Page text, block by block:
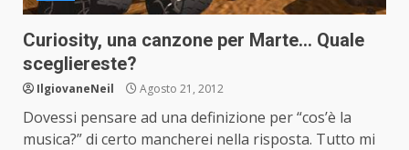
Curiosity, una canzone per Marte… Quale
scegliereste?
IlgiovaneNeil Agosto 21, 2012
Dovessi pensare ad una definizione per “cos’è la
musica?” di certo mancherei nella risposta. Tutto mi